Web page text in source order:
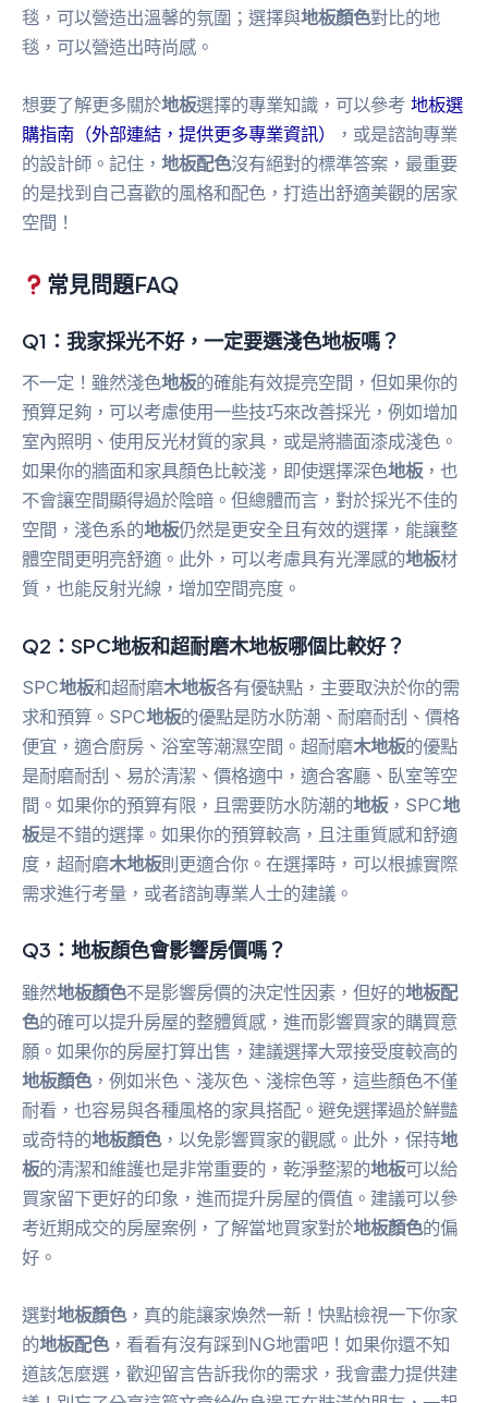
毯，可以營造出溫馨的氛圍；選擇與地板顏色對比的地
毯，可以營造出時尚感。
想要了解更多關於地板選擇的專業知識，可以參考 地板選
購指南（外部連結，提供更多專業資訊）
，或是諮詢專業
的設計師。記住， 地板配色沒有絕對的標準答案，最重要
的是找到自己喜歡的風格和配色，打造出舒適美觀的居家
空間！
常見問題FAQ
Q1：我家採光不好，一定要選淺色地板嗎？
不一定！雖然淺色地板的確能有效提亮空間，但如果你的
預算足夠，可以考慮使用一些技巧來改善採光，例如增加
室內照明、使用反光材質的家具，或是將牆面漆成淺色。
如果你的牆面和家具顏色比較淺，即使選擇深色地板 ，也
不會讓空間顯得過於陰暗。但總體而言，對於採光不佳的
空間，淺色系的地板仍然是更安全且有效的選擇，能讓整
體空間更明亮舒適。此外，可以考慮具有光澤感的地板材
質，也能反射光線，增加空間亮度。
Q2：SPC地板和超耐磨木地板哪個比較好？
SPC地板和超耐磨木地板各有優缺點，主要取決於你的需
求和預算。SPC地板的優點是防水防潮、耐磨耐刮、價格
便宜，適合廚房、浴室等潮濕空間。超耐磨木地板的優點
是耐磨耐刮、易於清潔、價格適中，適合客廳、臥室等空
間。如果你的預算有限，且需要防水防潮的地板 ，SPC地
板是不錯的選擇。如果你的預算較高，且注重質感和舒適
度，超耐磨木地板則更適合你。在選擇時，可以根據實際
需求進行考量，或者諮詢專業人士的建議。
Q3：地板顏色會影響房價嗎？
雖然地板顏色不是影響房價的決定性因素，但好的地板配
色的確可以提升房屋的整體質感，進而影響買家的購買意
願。如果你的房屋打算出售，建議選擇大眾接受度較高的
地板顏色，例如米色、淺灰色、淺棕色等，這些顏色不僅
耐看，也容易與各種風格的家具搭配。避免選擇過於鮮豔
或奇特的地板顏色，以免影響買家的觀感。此外，保持地
板的清潔和維護也是非常重要的，乾淨整潔的地板可以給
買家留下更好的印象，進而提升房屋的價值。建議可以參
考近期成交的房屋案例，了解當地買家對於地板顏色的偏
好。
選對地板顏色，真的能讓家煥然一新！快點檢視一下你家
的地板配色，看看有沒有踩到NG地雷吧！如果你還不知
道該怎麼選，歡迎留言告訴我你的需求，我會盡力提供建